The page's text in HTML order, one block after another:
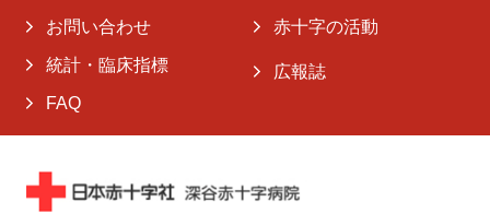
お問い合わせ 赤十字の活動
統計・臨床指標
広報誌
FAQ